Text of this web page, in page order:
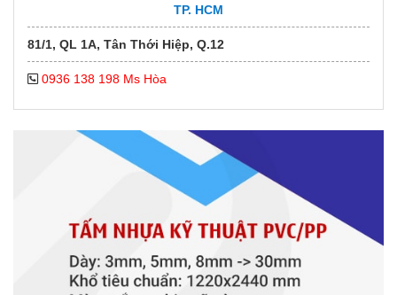
TP. HCM
81/1, QL 1A, Tân Thới Hiệp, Q.12
0936 138 198 Ms Hòa